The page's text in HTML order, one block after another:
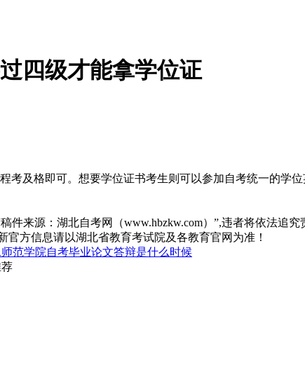
四级才能拿学位证
及格即可。想要学位证书考生则可以参加自考统一的学
来源：湖北自考网（www.hbzkw.com）”,违者将依法追究
方信息请以湖北省教育考试院及各教育官网为准！
范学院自考毕业论文答辩是什么时候